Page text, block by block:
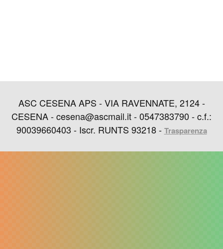
ASC CESENA APS - VIA RAVENNATE, 2124 -
CESENA - cesena@ascmail.it - 0547383790 - c.f.:
90039660403 - Iscr. RUNTS 93218 - Trasparenza